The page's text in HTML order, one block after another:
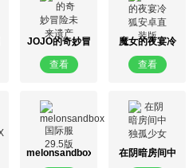
JOJO的奇妙冒
险未来遗产
查看
魔女的夜宴冷
狐安卓直装版
查看
melonsandbox
国际服29.5版
在阴暗房间中
独孤少女